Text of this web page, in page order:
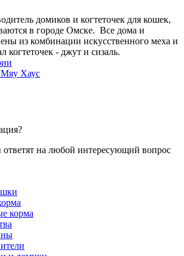
домиков и когтеточек для кошек,
в городе Омске. Все дома и
из комбинации искусственного меха и
когтеточек - джут и сизаль.
Мяу Хаус
на любой интересующий вопрос
корма